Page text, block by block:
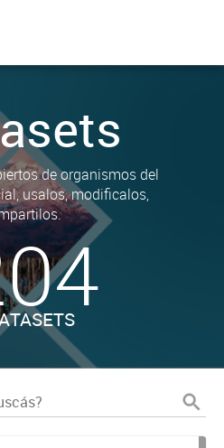
de organismos del
usalos, modificalos,